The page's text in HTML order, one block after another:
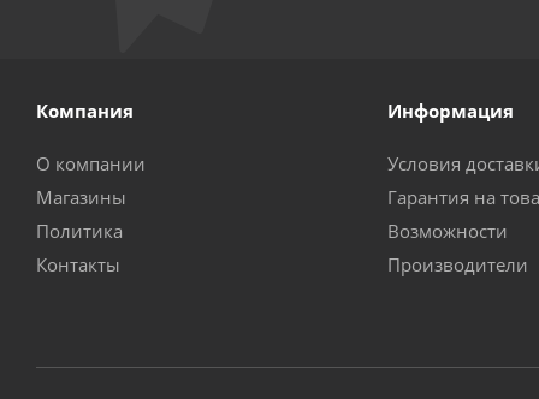
Компания
О компании
Магазины
Политика
Контакты
Информация
Условия
Гарантия на
Возможности
Производители